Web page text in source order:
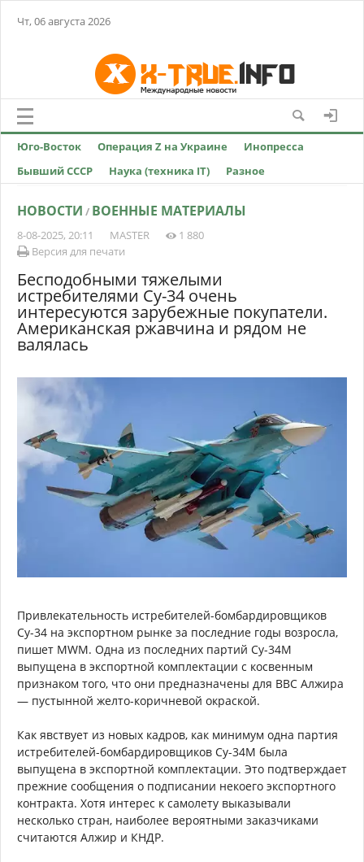
Чт, 06 августа 2026
Юго-Восток Операция Z на Украине
Инопресса
Бывший СССР
Наука (техника IT) Разное
НОВОСТИ / ВОЕННЫЕ МАТЕРИАЛЫ
8-08-2025, 20:11 MASTER
1 880
Версия для печати
Бесподобными тяжелыми
истребителями Су-34 очень
интересуются зарубежные покупатели.
Американская ржавчина и рядом не
валялась
Привлекательность истребителей-бомбардировщиков
Су-34 на экспортном рынке за последние годы возросла,
пишет MWM. Одна из последних партий Су-34М
выпущена в экспортной комплектации с косвенным
признаком того, что они предназначены для ВВС Алжира
— пустынной желто-коричневой окраской.
Как явствует из новых кадров, как минимум одна партия
истребителей-бомбардировщиков Су-34М была
выпущена в экспортной комплектации. Это подтверждает
прежние сообщения о подписании некоего экспортного
контракта. Хотя интерес к самолету выказывали
несколько стран, наиболее вероятными заказчиками
считаются Алжир и КНДР.